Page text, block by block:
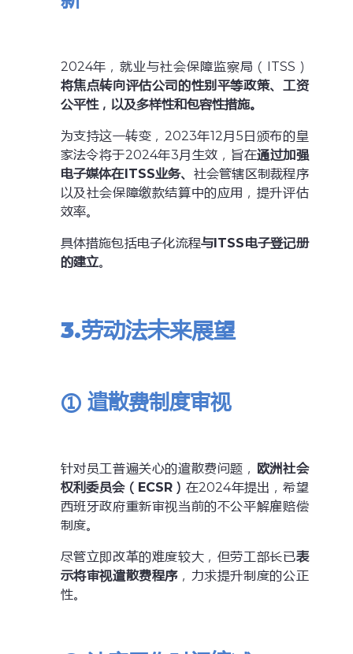
2024年，就业与社会保障监察局（ITSS）
将焦点转向评估公司的性别平等政策、工资
公平性，以及多样性和包容性措施。
为支持这一转变，2023年12月5日颁布的皇
家法令将于2024年3月生效，旨在通过加强
电子媒体在ITSS业务、 社会管辖区制裁程序
以及社会保障缴款结算中的应用，提升评估
效率。
具体措施包括电子化流程与ITSS电子登记册
的建立。
3.劳动法未来展望
① 遣散费制度审视
针对员工普遍关心的遣散费问题， 欧洲社会
权利委员会（ECSR） 在2024年提出，希望
西班牙政府重新审视当前的不公平解雇赔偿
制度。
尽管立即改革的难度较大，但劳工部长已表
示将审视遣散费程序 ，力求提升制度的公正
性。